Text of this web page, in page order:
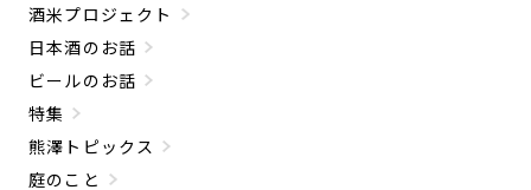
酒米プロジェクト
日本酒のお話
ビールのお話
特集
熊澤トピックス
庭のこと